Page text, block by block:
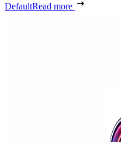
DefaultRead more